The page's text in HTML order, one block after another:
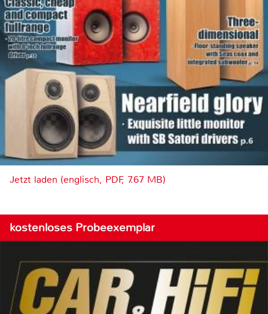
Jetzt laden (englisch, PDF, 7.67 MB)
kostenloses Probeexemplar